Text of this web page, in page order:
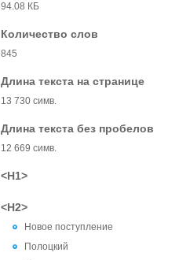
94.08 КБ
Количество слов
845
Длина текста на странице
13 730 симв.
Длина текста без пробелов
12 669 симв.
<H1>
<H2>
Новое поступление
Полоцкий